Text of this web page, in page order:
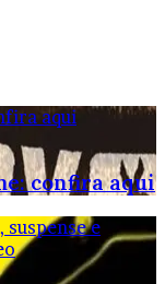
aqui
confira aqui
e